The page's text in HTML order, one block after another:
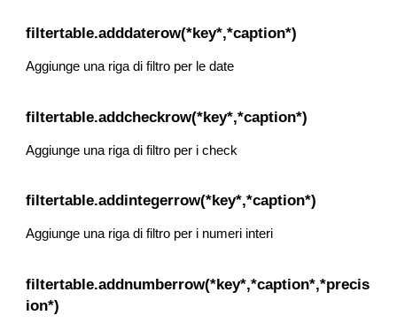
filtertable.adddaterow(*key*,*caption*)
Aggiunge una riga di filtro per le date
filtertable.addcheckrow(*key*,*caption*)
Aggiunge una riga di filtro per i check
filtertable.addintegerrow(*key*,*caption*)
Aggiunge una riga di filtro per i numeri interi
filtertable.addnumberrow(*key*,*caption*,*precis
ion*)